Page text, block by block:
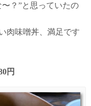
？”と思っていたの
肉味噌丼、満足です
円